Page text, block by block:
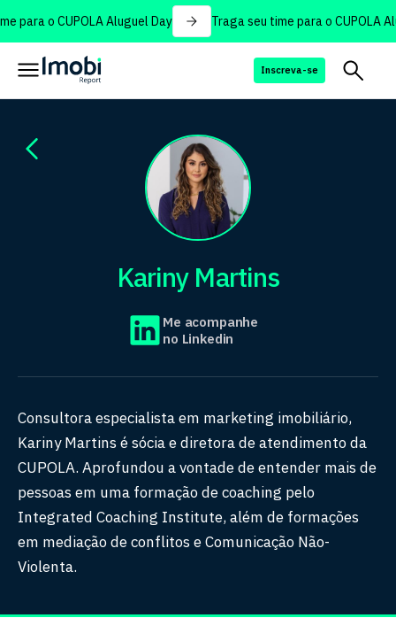
para o CUPOLA Aluguel Day Traga seu time para o CUPOLA
Inscreva-se
Kariny Martins
Me acompanhe
no Linkedin
Consultora especialista em marketing imobiliário,
Kariny Martins é sócia e diretora de atendimento da
CUPOLA. Aprofundou a vontade de entender mais de
pessoas em uma formação de coaching pelo
Integrated Coaching Institute, além de formações
em mediação de conflitos e Comunicação Não-
Violenta.